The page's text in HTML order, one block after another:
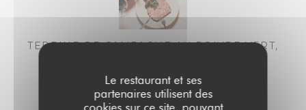
Le restaurant et ses
partenaires utilisent des
cookies sur ce site, pouvant
TERRINE DE CAMPAGNE AU POIVRE VERT,
15,00 EUR
midi
17,00 EUR
Soir